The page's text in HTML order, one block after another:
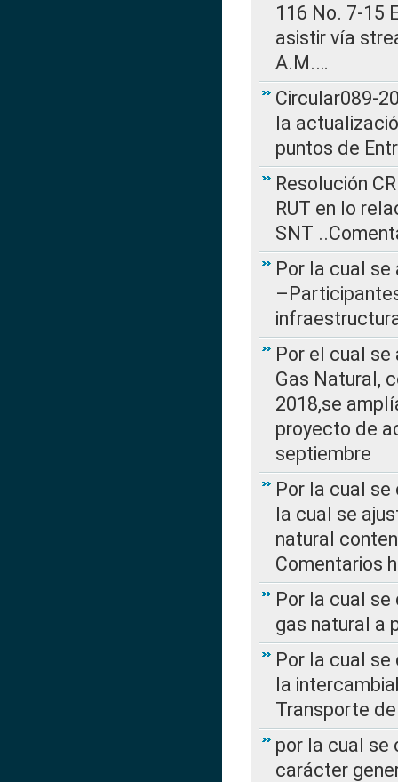
116 No. 7-15
asistir vía
A.M.…
Circular089-
la
puntos de
Resolución
RUT en lo
SNT
Por la cual se
Por el cual
Gas Natural,
2018,se
proyecto de
septiembre
Por la cual se
la cual se
natural
Comentarios
Por la cual
gas natural a
Por la cual
la
Transporte
por la cual se
carácter